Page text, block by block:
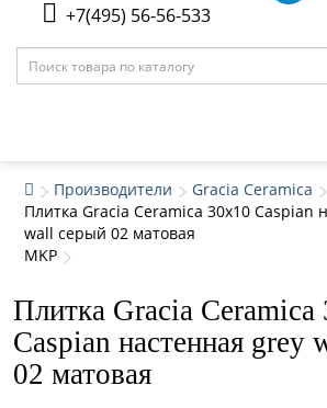
+7(495) 56-56-533
Производители Gracia Ceramica
Плитка Gracia Ceramica 30x10 Caspian
wall серый 02 матовая
MKP
Плитка Gracia Ceramica
Caspian настенная grey
02 матовая